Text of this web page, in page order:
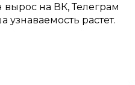
вырос на ВК, Телеграм
узнаваемость растет.